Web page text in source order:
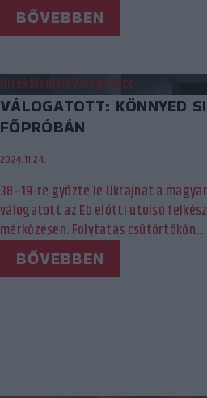
BŐVEBBEN
HírekKiemeltVálogatott
VÁLOGATOTT: KÖNNYED
FŐPRÓBÁN
2024.11.24.
38–19-re győzte le Ukrajnát a magyar
válogatott az Eb előtti utolsó
mérkőzésen. Folytatás csütörtökön…
BŐVEBBEN